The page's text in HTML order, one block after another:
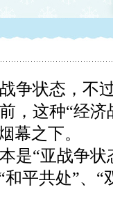
争状态，不
，这种“经济
幕之下。
是“亚战争状
平共处”、“